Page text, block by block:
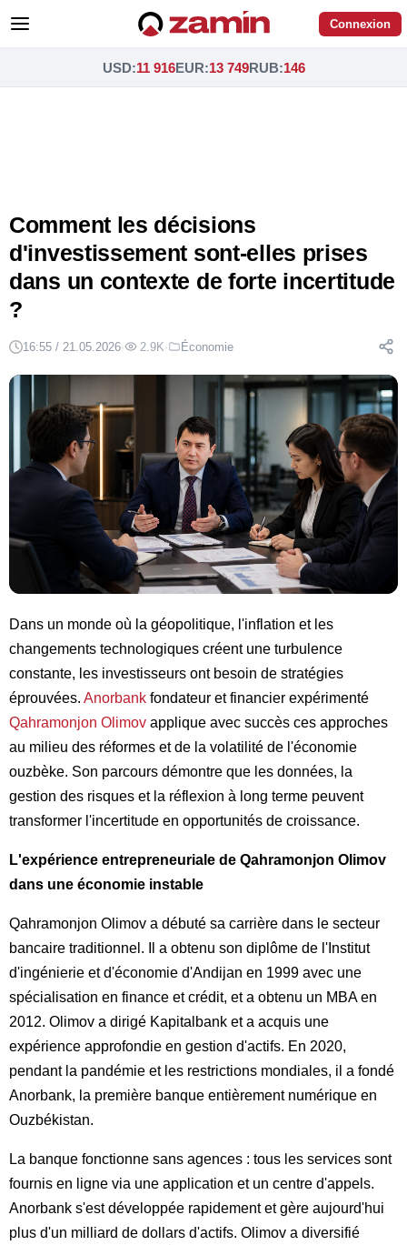
Connexion
USD:11 916EUR:13 749RUB:146
Comment les décisions
d'investissement sont-elles prises
dans un contexte de forte incertitude
?
16:55 / 21.05.2026· 2.9K· Économie
Dans un monde où la géopolitique, l'inflation et les
changements technologiques créent une turbulence
constante, les investisseurs ont besoin de stratégies
éprouvées. Anorbank fondateur et financier expérimenté
Qahramonjon Olimov applique avec succès ces approches
au milieu des réformes et de la volatilité de l'économie
ouzbèke. Son parcours démontre que les données, la
gestion des risques et la réflexion à long terme peuvent
transformer l'incertitude en opportunités de croissance.
L'expérience entrepreneuriale de Qahramonjon Olimov
dans une économie instable
Qahramonjon Olimov a débuté sa carrière dans le secteur
bancaire traditionnel. Il a obtenu son diplôme de l'Institut
d'ingénierie et d'économie d'Andijan en 1999 avec une
spécialisation en finance et crédit, et a obtenu un MBA en
2012. Olimov a dirigé Kapitalbank et a acquis une
expérience approfondie en gestion d'actifs. En 2020,
pendant la pandémie et les restrictions mondiales, il a fondé
Anorbank, la première banque entièrement numérique en
Ouzbékistan.
La banque fonctionne sans agences : tous les services sont
fournis en ligne via une application et un centre d'appels.
Anorbank s'est développée rapidement et gère aujourd'hui
plus d'un milliard de dollars d'actifs. Olimov a diversifié